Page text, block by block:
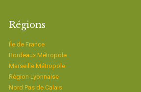
Régions
Ïle de France
Bordeaux Métropole
Marseille Métropole
Région Lyonnaise
Nord Pas de Calais